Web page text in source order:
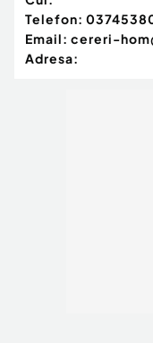
Telefon:
Email: cereri-
Adresa: